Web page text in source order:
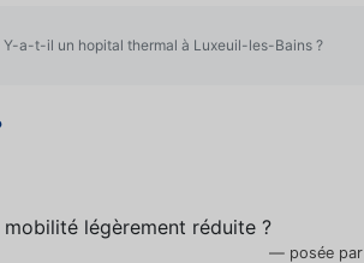
Y-a-t-il un hopital thermal à Luxeuil-les-Bains ?
légèrement réduite ?
posée par